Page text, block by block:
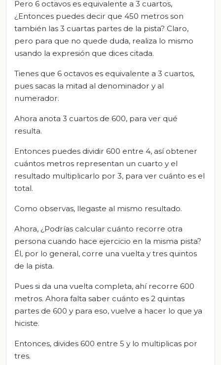
Pero 6 octavos es equivalente a 3 cuartos,
¿Entonces puedes decir que 450 metros son
también las 3 cuartas partes de la pista? Claro,
pero para que no quede duda, realiza lo mismo
usando la expresión que dices citada.
Tienes que 6 octavos es equivalente a 3 cuartos,
pues sacas la mitad al denominador y al
numerador.
Ahora anota 3 cuartos de 600, para ver qué
resulta.
Entonces puedes dividir 600 entre 4, así obtener
cuántos metros representan un cuarto y el
resultado multiplicarlo por 3, para ver cuánto es el
total.
Como observas, llegaste al mismo resultado.
Ahora, ¿Podrías calcular cuánto recorre otra
persona cuando hace ejercicio en la misma pista?
Él, por lo general, corre una vuelta y tres quintos
de la pista.
Pues si da una vuelta completa, ahí recorre 600
metros. Ahora falta saber cuánto es 2 quintas
partes de 600 y para eso, vuelve a hacer lo que ya
hiciste.
Entonces, divides 600 entre 5 y lo multiplicas por
tres.